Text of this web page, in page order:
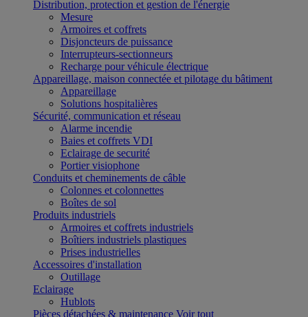
Distribution, protection et gestion de l'énergie
Mesure
Armoires et coffrets
Disjoncteurs de puissance
Interrupteurs-sectionneurs
Recharge pour véhicule électrique
Appareillage, maison connectée et pilotage du bâtiment
Appareillage
Solutions hospitalières
Sécurité, communication et réseau
Alarme incendie
Baies et coffrets VDI
Eclairage de securité
Portier visiophone
Conduits et cheminements de câble
Colonnes et colonnettes
Boîtes de sol
Produits industriels
Armoires et coffrets industriels
Boîtiers industriels plastiques
Prises industrielles
Accessoires d'installation
Outillage
Eclairage
Hublots
Pièces détachées & maintenance Voir tout